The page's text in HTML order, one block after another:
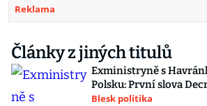
Reklama
Články z jiných titulů
Exministryně s
Polsku: První slova
Blesk politika